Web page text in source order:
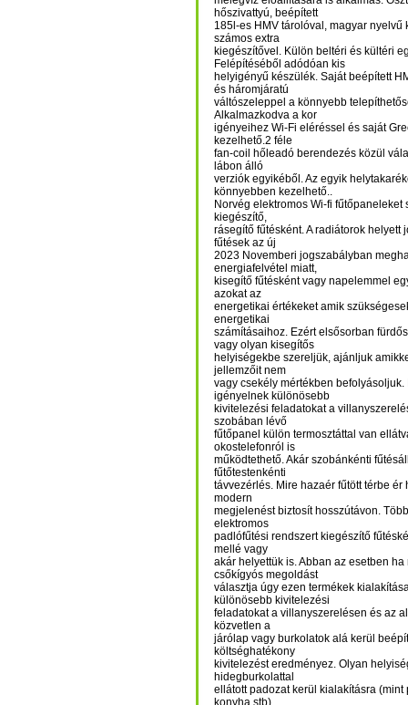
hőszivattyú, beépített
185l-es HMV tárolóval, magyar nyelvű
számos extra
kiegészítővel. Külön beltéri és kültéri
Felépítéséből adódóan kis
helyigényű készülék. Saját beépített
és háromjáratú
váltószeleppel a könnyebb
Alkalmazkodva a kor
igényeihez Wi-Fi eléréssel és saját
kezelhető.2 féle
fan-coil hőleadó berendezés közül
lábon álló
verziók egyikéből. Az egyik
könnyebben kezelhető..
Norvég elektromos Wi-fi
kiegészítő,
rásegítő fűtésként. A radiátorok helyett
fűtések az új
2023 Novemberi jogszabályban
energiafelvétel miatt,
kisegítő fűtésként vagy napelemmel
azokat az
energetikai értékeket amik
energetikai
számításaihoz. Ezért elsősorban
vagy olyan kisegítős
helyiségekbe szereljük, ajánljuk
jellemzőit nem
vagy csekély mértékben
igényelnek különösebb
kivitelezési feladatokat a
szobában lévő
fűtőpanel külön termosztáttal van
okostelefonról is
működtethető. Akár szobánkénti
fűtőtestenkénti
távvezérlés. Mire hazaér fűtött térbe
modern
megjelenést biztosít hosszútávon.
elektromos
padlófűtési rendszert kiegészítő
mellé vagy
akár helyettük is. Abban az esetben
csőkígyós megoldást
választja úgy ezen termékek
különösebb kivitelezési
feladatokat a villanyszerelésen és az
közvetlen a
járólap vagy burkolatok alá kerül
költséghatékony
kivitelezést eredményez. Olyan
hidegburkolattal
ellátott padozat kerül kialakításra (mint
konyha stb).